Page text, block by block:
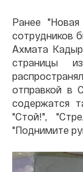
Ранее
сотрудников
Ахмата
страницы
отправкой в
содержатся
"Стой!",
"Поднимите